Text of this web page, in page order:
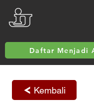
Daftar Menjadi
Kembali